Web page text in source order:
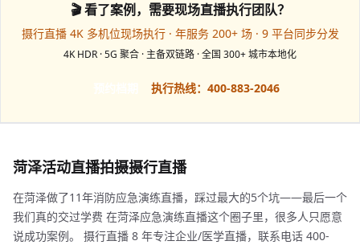
🎬 看了案例，需要现场直播执行团队？
摄行直播 4K 多机位现场执行 · 年服务 200+ 场 · 9 平台同步分发
4K HDR · 5G 聚合 · 主备双链路 · 全国 300+ 城市本地化
执行热线：400-883-2046
菏泽活动直播拍摄摄行直播
在菏泽做了11年消防应急演练直播，踩过最大的5个坑——最后一个
我们真的交过学费 在菏泽应急演练直播这个圈子里，很多人只愿意
说成功案例。 摄行直播 8 年专注企业/医学直播，联系电话 400-